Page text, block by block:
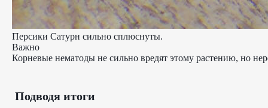
Персики Сатурн сильно сплюснуты.
Важно
Корневые нематоды не сильно вредят этому растению, но
Подводя итоги